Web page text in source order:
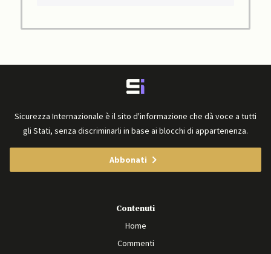
Sicurezza Internazionale è il sito d'informazione che dà voce a tutti
gli Stati, senza discriminarli in base ai blocchi di appartenenza.
Abbonati
Contenuti
Home
Commenti